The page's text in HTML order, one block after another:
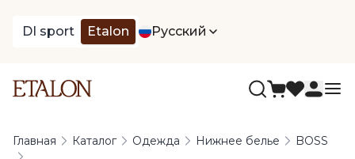
DI sport Etalon Русский
Главная Каталог Одежда Нижнее белье BOSS